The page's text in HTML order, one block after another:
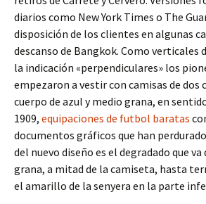
diarios como New York Times o The
disposición de los clientes en algunas
descanso de Bangkok. Como verticales
la indicación «perpendiculares» los
empezaron a vestir con camisas de dos
cuerpo de azul y medio grana, en
1909, equipaciones de futbol baratas
documentos gráficos que han
del nuevo diseño es el degradado que
grana, a mitad de la camiseta, hasta
el amarillo de la senyera en la parte